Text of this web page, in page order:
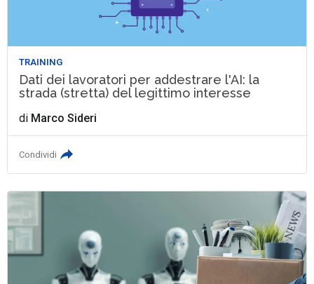
TRAINING
Dati dei lavoratori per addestrare l'AI: la
strada (stretta) del legittimo interesse
di Marco Sideri
Condividi